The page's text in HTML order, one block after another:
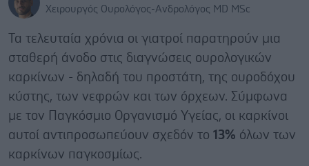
Χειρουργός Ουρολόγος-Ανδρολόγος MD MSc
Τα τελευταία χρόνια οι γιατροί παρατηρούν μια
σταθερή άνοδο στις διαγνώσεις ουρολογικών
καρκίνων - δηλαδή του προστάτη, της ουροδόχου
κύστης, των νεφρών και των όρχεων. Σύμφωνα
με τον Παγκόσμιο Οργανισμό Υγείας, οι καρκίνοι
αυτοί αντιπροσωπεύουν σχεδόν το 13% όλων των
καρκίνων παγκοσμίως.